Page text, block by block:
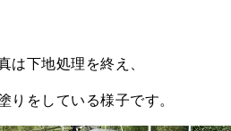
は下地処理を終え、
りをしている様子です。